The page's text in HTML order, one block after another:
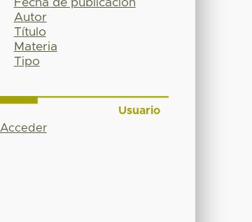
Fecha de publicación
Autor
Título
Materia
Tipo
Usuario
Acceder